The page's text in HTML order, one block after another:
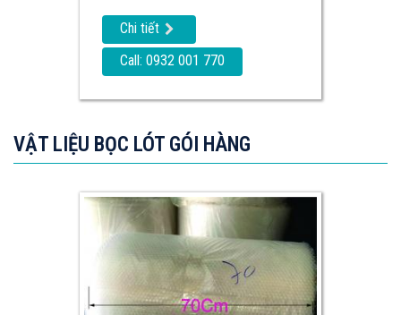
Chi tiết
Call: 0932 001 770
VẬT LIỆU BỌC LÓT GÓI HÀNG